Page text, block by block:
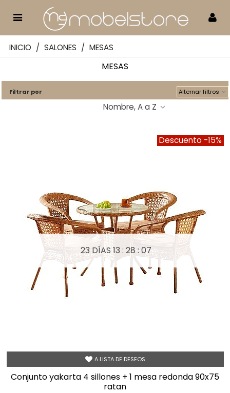
INICIO / SALONES / MESAS
MESAS
Filtrar por Alternar filtros
Nombre, A a Z
Descuento -15%
A LISTA DE DESEOS
23 DÍAS 13 : 28 : 05
conjunto yakarta 4 sillones + 1 mesa redonda 90x75
ratan